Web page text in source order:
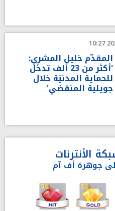
المقدّم خليل المشري:
'أكثر من 23 ألف تدخّل
للحماية المدنيّة خلال
جويلية المنقضي'
الأنترنات
جوهرة أف آم